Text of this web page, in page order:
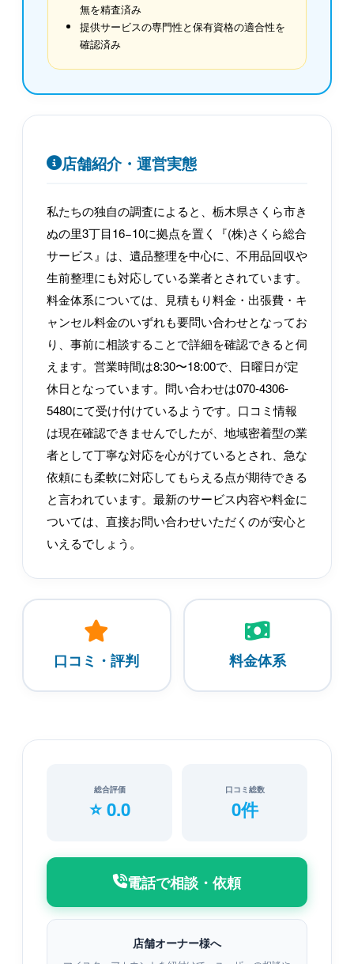
無を精査済み
提供サービスの専門性と保有資格の適合性を
確認済み
店舗紹介・運営実態
私たちの独自の調査によると、栃木県さくら市き
ぬの里3丁目16−10に拠点を置く『(株)さくら総合
サービス』は、遺品整理を中心に、不用品回収や
生前整理にも対応している業者とされています。
料金体系については、見積もり料金・出張費・キ
ャンセル料金のいずれも要問い合わせとなってお
り、事前に相談することで詳細を確認できると伺
えます。営業時間は8:30〜18:00で、日曜日が定
休日となっています。問い合わせは070-4306-
5480にて受け付けているようです。口コミ情報
は現在確認できませんでしたが、地域密着型の業
者として丁寧な対応を心がけているとされ、急な
依頼にも柔軟に対応してもらえる点が期待できる
と言われています。最新のサービス内容や料金に
ついては、直接お問い合わせいただくのが安心と
いえるでしょう。
口コミ・評判 料金体系
総合評価
⭐ 0.0
口コミ総数
0件
電話で相談・依頼
店舗オーナー様へ